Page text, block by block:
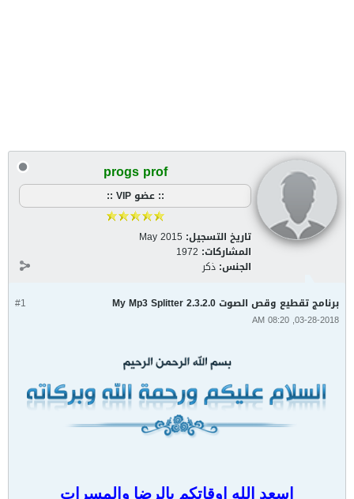
progs prof
:: عضو VIP ::
تاريخ التسجيل: May 2015
المشاركات: 1972
الجنس: ذكر
#1 برنامج تقطيع وقص الصوت My Mp3 Splitter 2.3.2.0
03-28-2018, 08:20 AM
اسعد الله اوقاتكم بالرضا والمسرات